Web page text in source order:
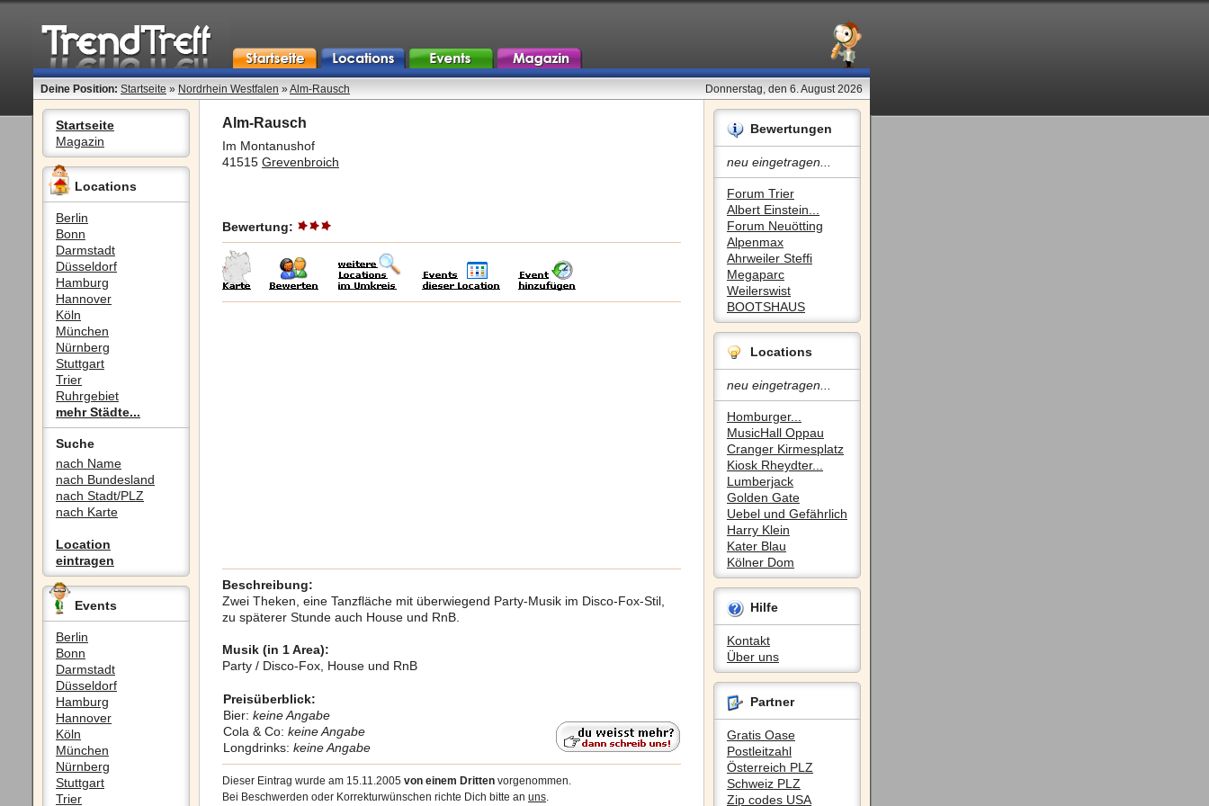
Deine Position: Startseite » Nordrhein Westfalen »Alm-Rausch Donnerstag, den 6. August 2026
Startseite
Magazin
Locations
Berlin
Bonn
Darmstadt
Düsseldorf
Hamburg
Hannover
Köln
München
Nürnberg
Stuttgart
Trier
Ruhrgebiet
mehr Städte...
Suche
nach Name
nach Bundesland
nach Stadt/PLZ
nach Karte
Location
eintragen
Events
Berlin
Bonn
Darmstadt
Düsseldorf
Hamburg
Hannover
Köln
München
Nürnberg
Stuttgart
Trier
Bewertungen
neu eingetragen...
Forum Trier
Albert Einstein...
Forum Neuötting
Alpenmax
Ahrweiler Steffi
Megaparc
Weilerswist
BOOTSHAUS
Locations
neu eingetragen...
Homburger...
MusicHall Oppau
Cranger Kirmesplatz
Kiosk Rheydter...
Lumberjack
Golden Gate
Uebel und Gefährlich
Harry Klein
Kater Blau
Kölner Dom
Hilfe
Kontakt
Über uns
Partner
Gratis Oase
Postleitzahl
Österreich PLZ
Schweiz PLZ
Zip codes USA
Alm-Rausch
Im Montanushof
41515 Grevenbroich
Bewertung:
Beschreibung:
Zwei Theken, eine Tanzfläche mit überwiegend Party-Musik im Disco-Fox-Stil,
zu späterer Stunde auch House und RnB.
Musik (in 1 Area):
Party / Disco-Fox, House und RnB
Preisüberblick:
Bier: keine Angabe
Cola & Co: keine Angabe
Longdrinks: keine Angabe
Dieser Eintrag wurde am 15.11.2005 von einem Dritten vorgenommen.
Bei Beschwerden oder Korrekturwünschen richte Dich bitte an uns.